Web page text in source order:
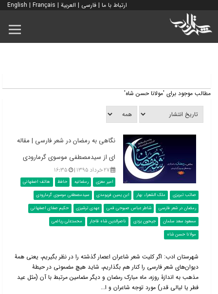
ارتباط با ما | فارسی | العربية |
English | Français
مطالب موجود برای 'مولانا حسن شاه'
نگاهی ‌‌‌به‌ رمضان‌ در شعر فارسی | مقاله
ای از سیدمصطفی موسوی گرمارودی
۲۷ خرداد ۱۳۹۵ | ۱۶:۳۵
امیر معزی رمضانیه حافظ
هاتف اصفهانی
صائب تبریزی
ملک الشعراء بهار ابن یمین فریومدی
سیدمصطفی موسوی گرمارودی
رمضان در شعر فارسی
شاطر عباس صبوحی قمی عهدی ترشیزی
حکیم صفای اصفهانی
مسعود سعد سلمان
جیحون یزدی ناصرالدین شاه قاجار
محمدعلی ریاضی
مولانا حسن شاه
شهرستان ادب: اگر کلیت شعر شاعران اعصار گذشته را در نظر بگیریم، یعنی همۀ
دیوان‌های شعر فارسی را کنار هم بگذاریم، شاید هیچ مضمونی در حیطۀ‌
مذهب به اندازۀ روزه، ماه مبارک رمضان و دیگر مضامین مرتبط با آن (مثل عید
فطر یا لیالی قدر) مورد توجه شاعران و ا...